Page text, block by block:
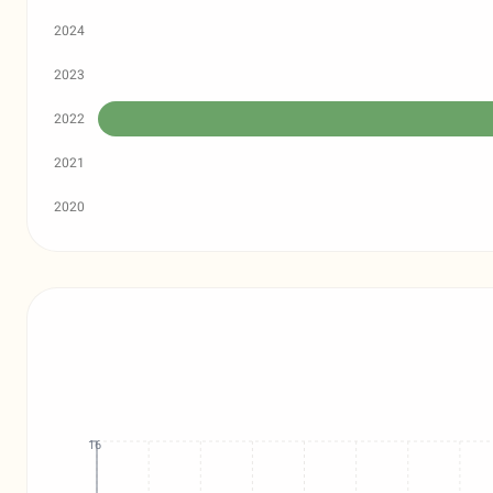
2024
2023
2022
2021
2020
16